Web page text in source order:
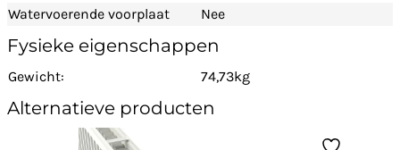
Watervoerende voorplaat
Nee
Fysieke eigenschappen
Gewicht: 74,73kg
Alternatieve producten